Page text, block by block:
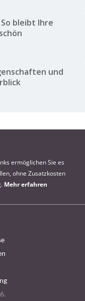
bleibt Ihre
und
ermöglichen Sie es
ohne Zusatzkosten
Mehr erfahren